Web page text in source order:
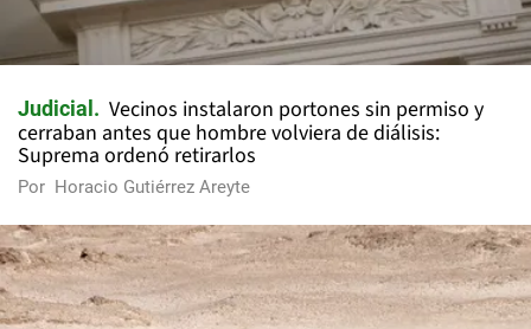
Judicial
Vecinos instalaron portones sin permiso y
cerraban antes que hombre volviera de diálisis:
Suprema ordenó retirarlos
Por Horacio Gutiérrez Areyte